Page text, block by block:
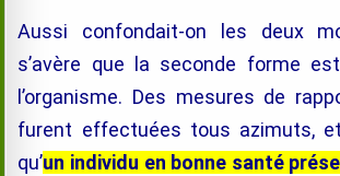
Aussi confondait-on les deux
s’avère que la seconde forme
l’organisme. Des mesures de
furent effectuées tous azimuts, et
qu’un individu en bonne santé